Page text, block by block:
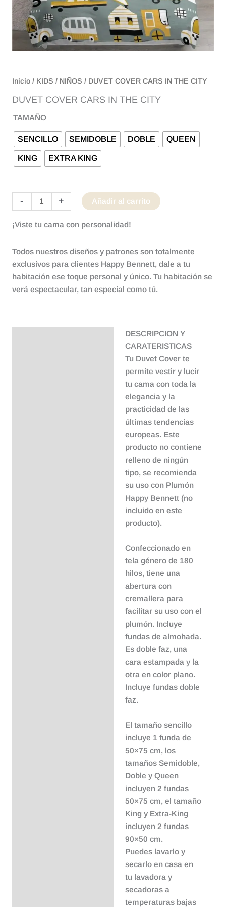
Inicio/ KIDS / NIÑOS / DUVET COVER CARS IN THE CITY
DUVET COVER CARS IN THE CITY
TAMAÑO
SENCILLO SEMIDOBLE DOBLE QUEEN
KING EXTRA KING
- + Añadir al carrito
¡Viste tu cama con personalidad!
Todos nuestros diseños y patrones son totalmente
exclusivos para clientes Happy Bennett, dale a tu
habitación ese toque personal y único. Tu habitación se
verá espectacular, tan especial como tú.
DESCRIPCION Y
CARATERISTICAS
Tu Duvet Cover te
permite vestir y lucir
tu cama con toda la
elegancia y la
practicidad de las
últimas tendencias
europeas. Este
producto no contiene
relleno de ningún
tipo, se recomienda
su uso con Plumón
Happy Bennett (no
incluido en este
producto).
Confeccionado en
tela género de 180
hilos, tiene una
abertura con
cremallera para
facilitar su uso con el
plumón. Incluye
fundas de almohada.
Es doble faz, una
cara estampada y la
otra en color plano.
Incluye fundas doble
faz.
El tamaño sencillo
incluye 1 funda de
50×75 cm, los
tamaños Semidoble,
Doble y Queen
incluyen 2 fundas
50×75 cm, el tamaño
King y Extra-King
incluyen 2 fundas
90×50 cm.
Puedes lavarlo y
secarlo en casa en
tu lavadora y
secadoras a
temperaturas bajas